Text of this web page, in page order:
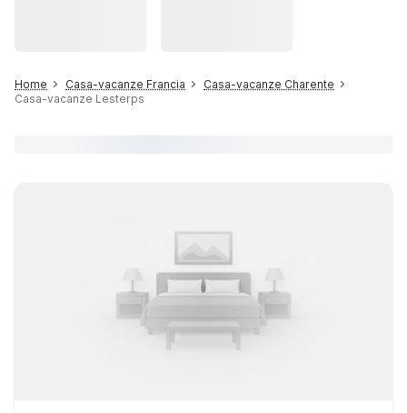
Home Casa-vacanze Francia
Casa-vacanze Charente
Casa-vacanze Lesterps